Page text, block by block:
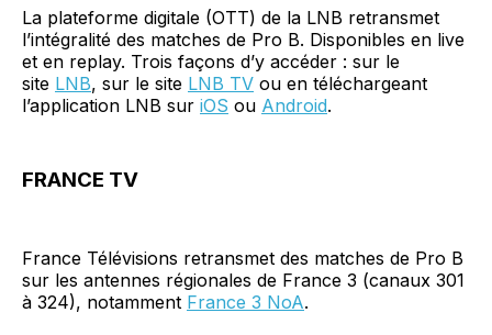
La plateforme digitale (OTT) de la LNB retransmet
l’intégralité des matches de Pro B. Disponibles en live
et en replay. Trois façons d’y accéder : sur le
site LNB, sur le site LNB TV ou en téléchargeant
l’application LNB sur iOS ou Android.
FRANCE TV
France Télévisions retransmet des matches de Pro B
sur les antennes régionales de France 3 (canaux 301
à 324), notamment France 3 NoA.